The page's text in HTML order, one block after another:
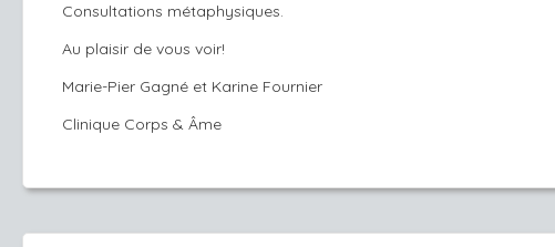
Consultations métaphysiques.
Au plaisir de vous voir!
Marie-Pier Gagné et Karine Fournier
Clinique Corps & Âme